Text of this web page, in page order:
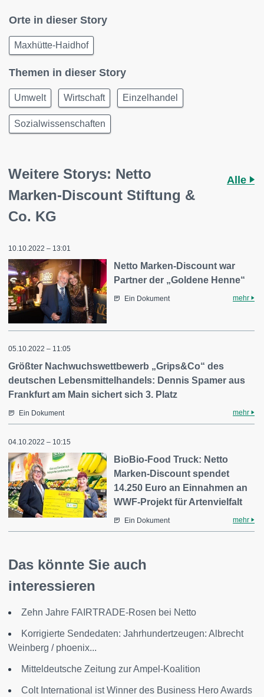
Orte in dieser Story
Maxhütte-Haidhof
Themen in dieser Story
Umwelt Wirtschaft Einzelhandel
Sozialwissenschaften
Weitere Storys: Netto
Marken-Discount Stiftung &
Co. KG
Alle
10.10.2022 – 13:01
Netto Marken-Discount war
Partner der „Goldene Henne“
Ein Dokument mehr
05.10.2022 – 11:05
Größter Nachwuchswettbewerb „Grips&Co“ des
deutschen Lebensmittelhandels: Dennis Spamer aus
Frankfurt am Main sichert sich 3. Platz
Ein Dokument mehr
04.10.2022 – 10:15
BioBio-Food Truck: Netto
Marken-Discount spendet
14.250 Euro an Einnahmen an
WWF-Projekt für Artenvielfalt
Ein Dokument mehr
Das könnte Sie auch
interessieren
Zehn Jahre FAIRTRADE-Rosen bei Netto
Korrigierte Sendedaten: Jahrhundertzeugen: Albrecht
Weinberg / phoenix...
Mitteldeutsche Zeitung zur Ampel-Koalition
Colt International ist Winner des Business Hero Awards